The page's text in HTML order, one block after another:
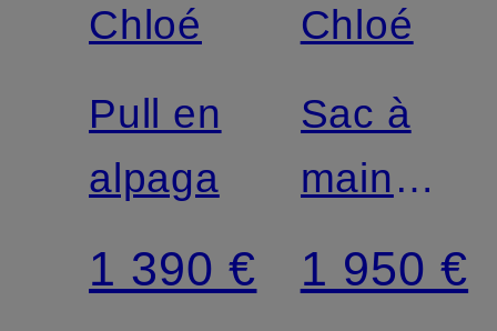
Chloé
Pull en
alpaga
1 390 €
Chloé
Sac à
main
MARCIE
avec
1 950 €